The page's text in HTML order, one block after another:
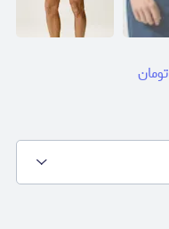
تومان